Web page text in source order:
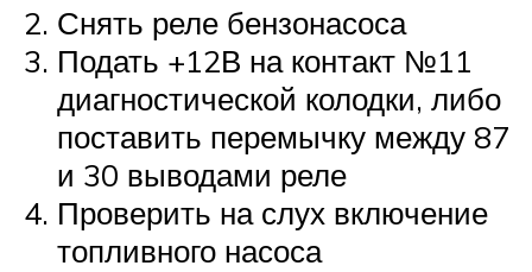
Снять реле бензонасоса
Подать +12В на контакт №11
диагностической колодки, либо
поставить перемычку между 87
и 30 выводами реле
Проверить на слух включение
топливного насоса